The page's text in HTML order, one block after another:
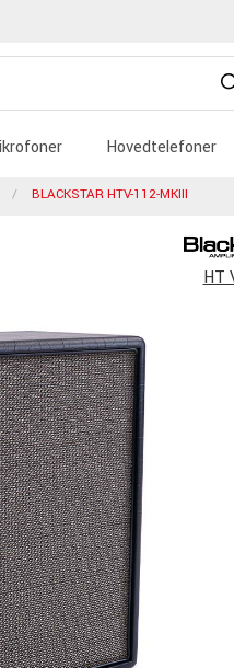
Hovedtelefoner
BLACKSTAR HTV-112-MKIII
HT